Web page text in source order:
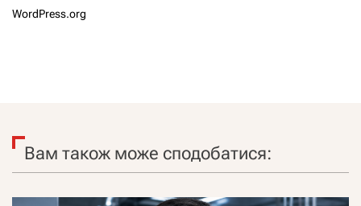
WordPress.org
Вам також може сподобатися: